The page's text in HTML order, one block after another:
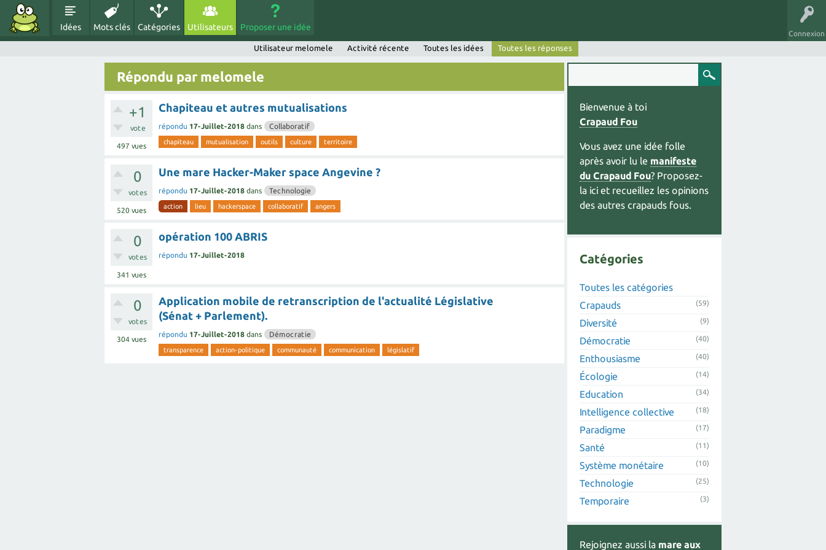
Connexion
Idées Mots clés Catégories Utilisateurs Proposer une idée
Utilisateur melomele Activité récente Toutes les idées Toutes les réponses
Répondu par melomele
+1
vote
497 vues
Chapiteau et autres mutualisations
répondu 17-Juillet-2018 dans Collaboratif
chapiteau mutualisation outils culture territoire
0
votes
520vues
Une mare Hacker-Maker space Angevine ?
répondu 17-Juillet-2018 dans Technologie
action lieu hackerspace collaboratif angers
0
votes
341 vues
opération 100 ABRIS
répondu 17-Juillet-2018
0
votes
304vues
Application mobile de retranscription de l'actualité Législative
(Sénat + Parlement).
répondu 17-Juillet-2018 dans Démocratie
transparence action-politique communauté communication législatif
Bienvenue à toi
Crapaud Fou
Vous avez une idée folle
après avoir lu le manifeste
du Crapaud Fou? Proposez-
la ici et recueillez les opinions
des autres crapauds fous.
Catégories
Toutes les catégories
Crapauds
(59)
Diversité (9)
Démocratie (40)
Enthousiasme (40)
Écologie (14)
Education (34)
Intelligence collective (18)
Paradigme (17)
Santé (11)
Système monétaire (10)
Technologie (25)
Temporaire (3)
Rejoignez aussi la mare aux